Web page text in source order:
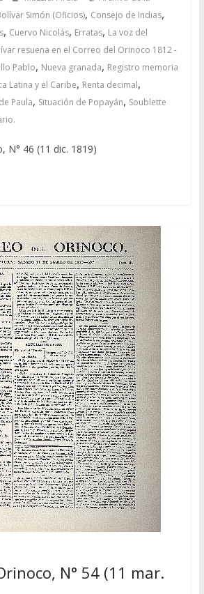
Simón (Oficios), Consejo de Indias,
, Cuervo Nicolás, Erratas, La voz del
resuena en el Correo del Orinoco 1812 -
Pablo, Nueva granada, Registro memoria
Latina y el Caribe, Renta decimal,
Paula, Situación de Popayán, Soublette
N° 46 (11 dic. 1819)
N° 54 (11 mar.